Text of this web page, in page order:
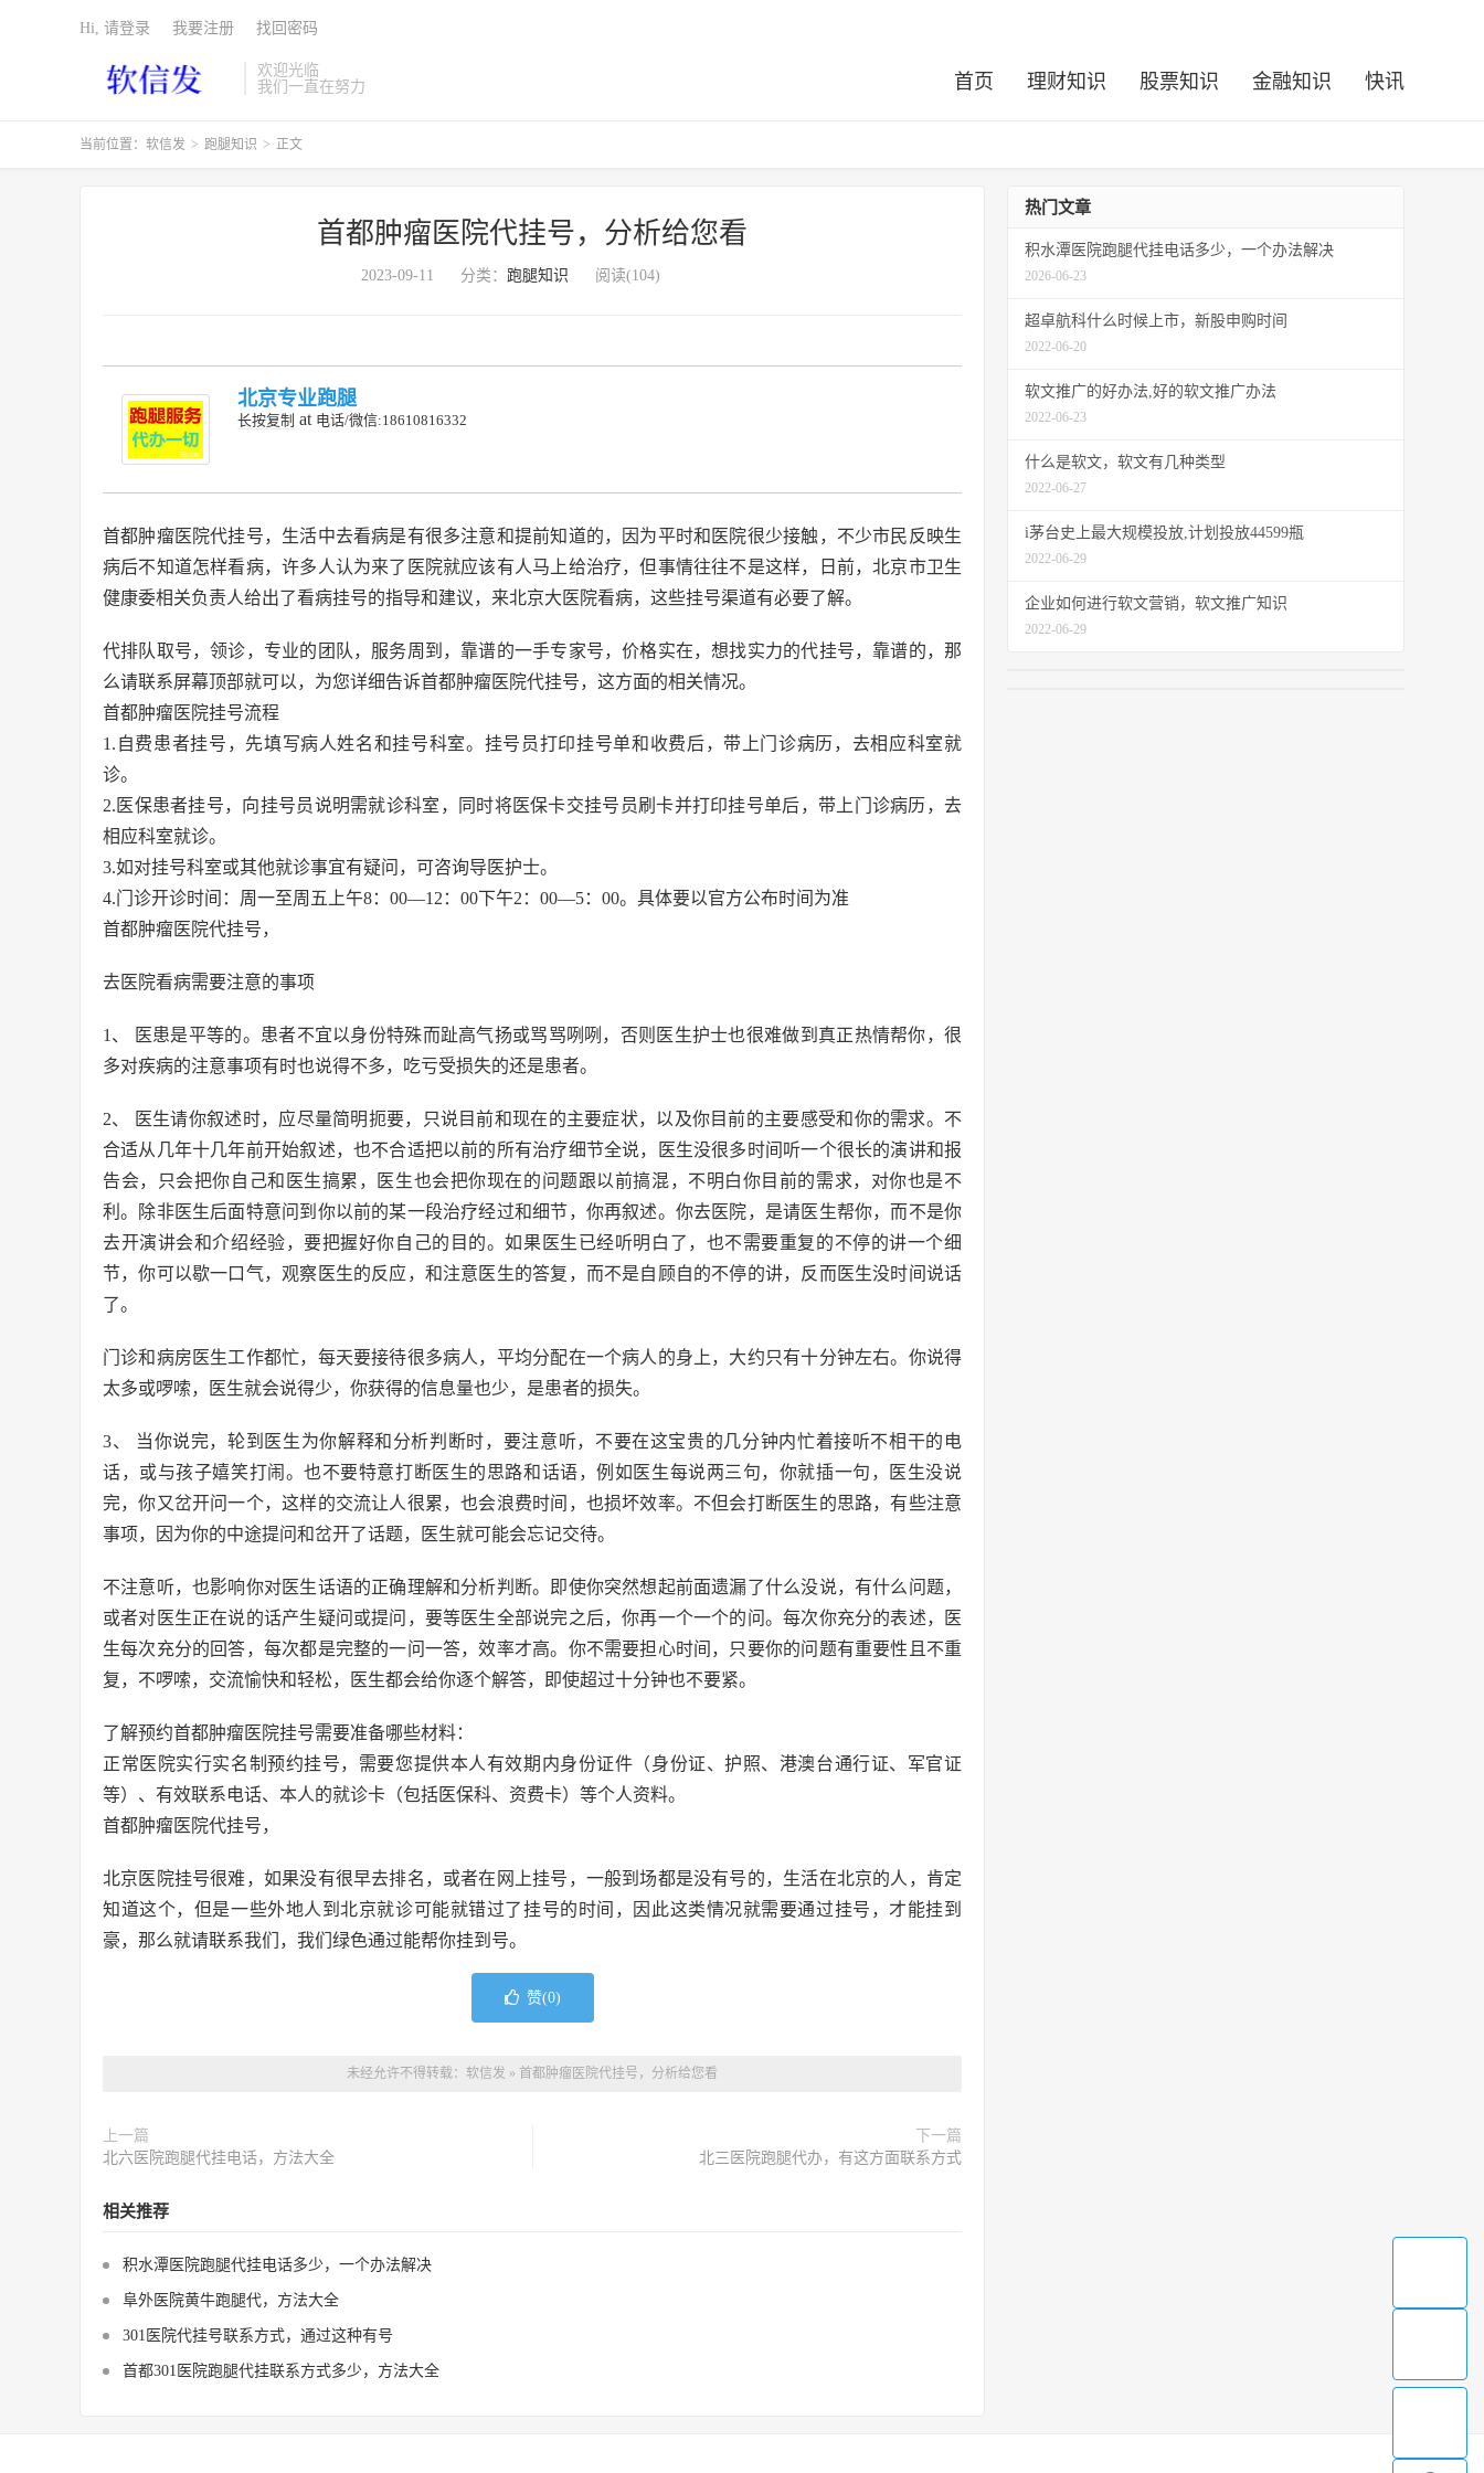
欢迎光临
我们一直在努力
首页 理财知识 股票知识 金融知识 快讯
Hi, 请登录 我要注册 找回密码
当前位置： 软信发 > 跑腿知识 > 正文
首都肿瘤医院代挂号，分析给您看
2023-09-11 分类： 跑腿知识 阅读(104)
北京专业跑腿
长按复制 at 电话/微信:18610816332
首都肿瘤医院代挂号，生活中去看病是有很多注意和提前知道的，因为平时和医院很少接触，不少市民反映生
病后不知道怎样看病，许多人认为来了医院就应该有人马上给治疗，但事情往往不是这样，日前，北京市卫生
健康委相关负责人给出了看病挂号的指导和建议，来北京大医院看病，这些挂号渠道有必要了解。
代排队取号，领诊，专业的团队，服务周到，靠谱的一手专家号，价格实在，想找实力的代挂号，靠谱的，那
么请联系屏幕顶部就可以，为您详细告诉首都肿瘤医院代挂号，这方面的相关情况。
首都肿瘤医院挂号流程
1.自费患者挂号，先填写病人姓名和挂号科室。挂号员打印挂号单和收费后，带上门诊病历，去相应科室就
诊。
2.医保患者挂号，向挂号员说明需就诊科室，同时将医保卡交挂号员刷卡并打印挂号单后，带上门诊病历，去
相应科室就诊。
3.如对挂号科室或其他就诊事宜有疑问，可咨询导医护士。
4.门诊开诊时间：周一至周五上午8：00—12：00下午2：00—5：00。具体要以官方公布时间为准
首都肿瘤医院代挂号，
去医院看病需要注意的事项
1、 医患是平等的。患者不宜以身份特殊而趾高气扬或骂骂咧咧，否则医生护士也很难做到真正热情帮你，很
多对疾病的注意事项有时也说得不多，吃亏受损失的还是患者。
2、 医生请你叙述时，应尽量简明扼要，只说目前和现在的主要症状，以及你目前的主要感受和你的需求。不
合适从几年十几年前开始叙述，也不合适把以前的所有治疗细节全说，医生没很多时间听一个很长的演讲和报
告会，只会把你自己和医生搞累，医生也会把你现在的问题跟以前搞混，不明白你目前的需求，对你也是不
利。除非医生后面特意问到你以前的某一段治疗经过和细节，你再叙述。你去医院，是请医生帮你，而不是你
去开演讲会和介绍经验，要把握好你自己的目的。如果医生已经听明白了，也不需要重复的不停的讲一个细
节，你可以歇一口气，观察医生的反应，和注意医生的答复，而不是自顾自的不停的讲，反而医生没时间说话
了。
门诊和病房医生工作都忙，每天要接待很多病人，平均分配在一个病人的身上，大约只有十分钟左右。你说得
太多或啰嗦，医生就会说得少，你获得的信息量也少，是患者的损失。
3、 当你说完，轮到医生为你解释和分析判断时，要注意听，不要在这宝贵的几分钟内忙着接听不相干的电
话，或与孩子嬉笑打闹。也不要特意打断医生的思路和话语，例如医生每说两三句，你就插一句，医生没说
完，你又岔开问一个，这样的交流让人很累，也会浪费时间，也损坏效率。不但会打断医生的思路，有些注意
事项，因为你的中途提问和岔开了话题，医生就可能会忘记交待。
不注意听，也影响你对医生话语的正确理解和分析判断。即使你突然想起前面遗漏了什么没说，有什么问题，
或者对医生正在说的话产生疑问或提问，要等医生全部说完之后，你再一个一个的问。每次你充分的表述，医
生每次充分的回答，每次都是完整的一问一答，效率才高。你不需要担心时间，只要你的问题有重要性且不重
复，不啰嗦，交流愉快和轻松，医生都会给你逐个解答，即使超过十分钟也不要紧。
了解预约首都肿瘤医院挂号需要准备哪些材料：
正常医院实行实名制预约挂号，需要您提供本人有效期内身份证件（身份证、护照、港澳台通行证、军官证
等）、有效联系电话、本人的就诊卡（包括医保科、资费卡）等个人资料。
首都肿瘤医院代挂号，
北京医院挂号很难，如果没有很早去排名，或者在网上挂号，一般到场都是没有号的，生活在北京的人，肯定
知道这个，但是一些外地人到北京就诊可能就错过了挂号的时间，因此这类情况就需要通过挂号，才能挂到
豪，那么就请联系我们，我们绿色通过能帮你挂到号。
赞(0)
未经允许不得转载： 软信发 » 首都肿瘤医院代挂号，分析给您看
上一篇
北六医院跑腿代挂电话，方法大全
下一篇
北三医院跑腿代办，有这方面联系方式
相关推荐
积水潭医院跑腿代挂电话多少，一个办法解决
阜外医院黄牛跑腿代，方法大全
301医院代挂号联系方式，通过这种有号
首都301医院跑腿代挂联系方式多少，方法大全
热门文章
积水潭医院跑腿代挂电话多少，一个办法解决
2026-06-23
超卓航科什么时候上市，新股申购时间
2022-06-20
软文推广的好办法,好的软文推广办法
2022-06-23
什么是软文，软文有几种类型
2022-06-27
i茅台史上最大规模投放,计划投放44599瓶
2022-06-29
企业如何进行软文营销，软文推广知识
2022-06-29